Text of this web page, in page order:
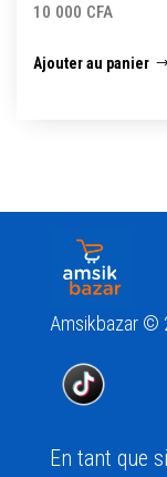
10 000 CFA
Ajouter au panier
Amsikbazar ©
En tant que